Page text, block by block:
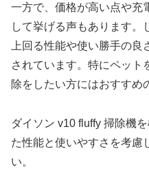
一方で、価格が高い点や充
して挙げる声もあります。
上回る性能や使い勝手の
されています。特にペット
除をしたい方にはおすすめ
ダイソン v10 fluffy 掃除機
た性能と使いやすさを考慮
い。